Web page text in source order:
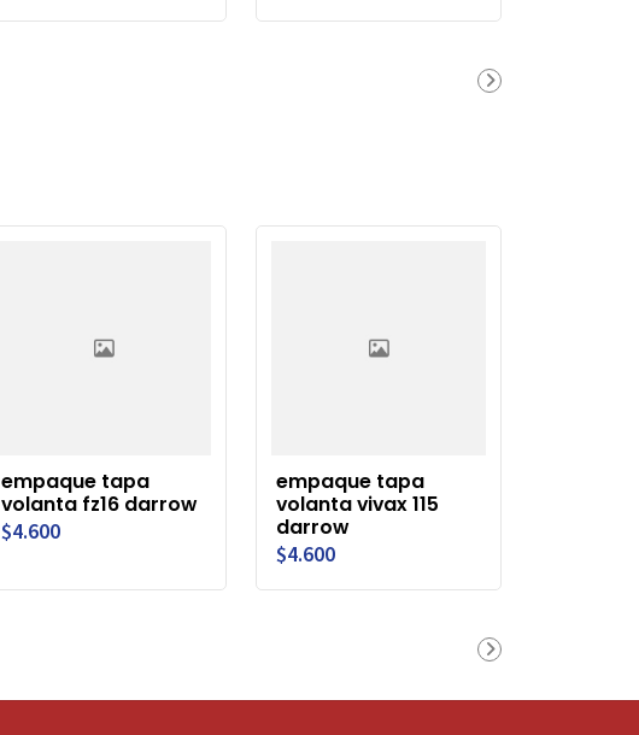
empaque tapa
volanta fz16 darrow
$4.600
empaque tapa
volanta vivax 115
darrow
$4.600